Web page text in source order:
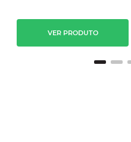
VER PRODUTO